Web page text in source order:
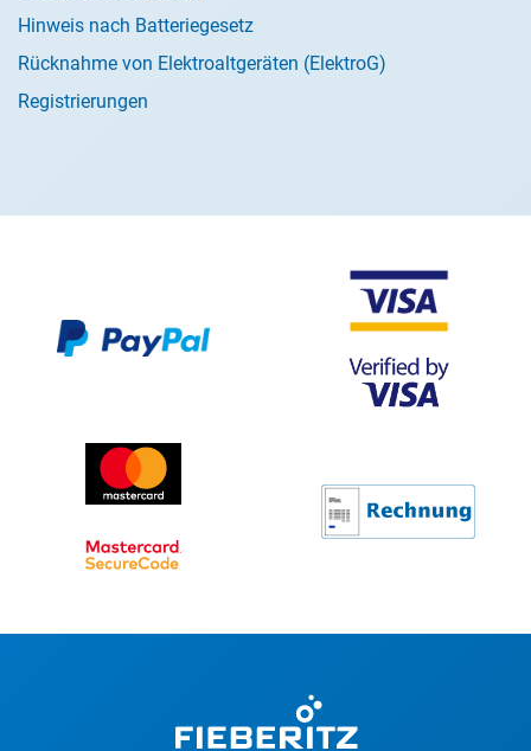
Hinweis nach Batteriegesetz
Rücknahme von Elektroaltgeräten (ElektroG)
Registrierungen